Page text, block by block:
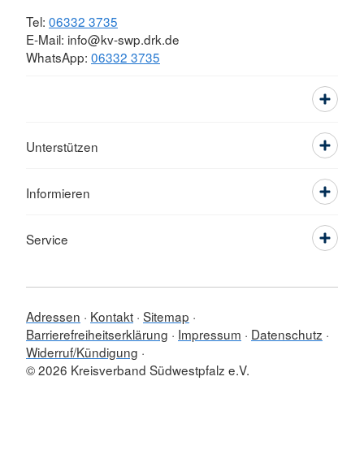
Tel: 06332 3735
E-Mail: info@kv-swp.drk.de
WhatsApp: 06332 3735
Unterstützen
Informieren
Service
Adressen Kontakt Sitemap
Barrierefreiheitserklärung
Impressum
Datenschutz
Widerruf/Kündigung
© 2026 Kreisverband Südwestpfalz e.V.